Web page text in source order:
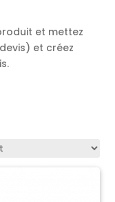
et mettez
et créez